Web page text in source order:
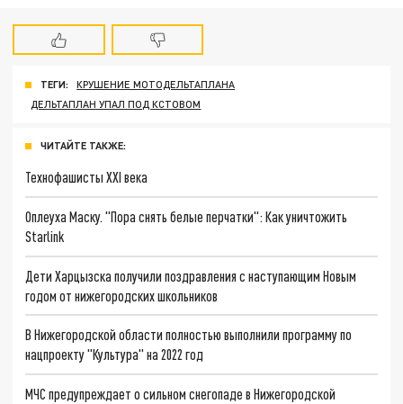
ТЕГИ:
КРУШЕНИЕ МОТОДЕЛЬТАПЛАНА
ДЕЛЬТАПЛАН УПАЛ ПОД КСТОВОМ
ЧИТАЙТЕ ТАКЖЕ:
Технофашисты XXI века
Оплеуха Маску. "Пора снять белые перчатки": Как уничтожить
Starlink
Дети Харцызска получили поздравления с наступающим Новым
годом от нижегородских школьников
В Нижегородской области полностью выполнили программу по
нацпроекту "Культура" на 2022 год
МЧС предупреждает о сильном снегопаде в Нижегородской